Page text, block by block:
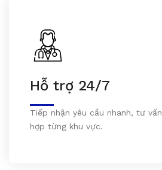
Hỗ trợ 24/7
Tiếp nhận yêu cầu nhanh, tư
hợp từng khu vực.